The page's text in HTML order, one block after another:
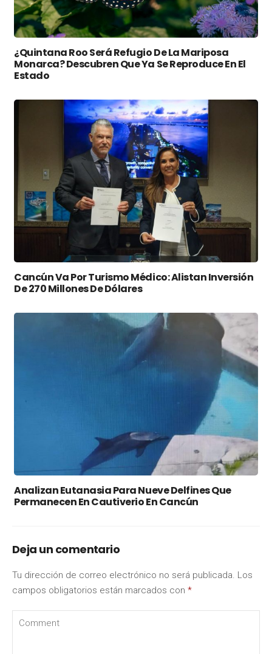
¿Quintana Roo Será Refugio De La Mariposa
Monarca? Descubren Que Ya Se Reproduce En El
Estado
Cancún Va Por Turismo Médico: Alistan Inversión
De 270 Millones De Dólares
Analizan Eutanasia Para Nueve Delfines Que
Permanecen En Cautiverio En Cancún
Deja un comentario
Tu dirección de correo electrónico no será publicada. Los
campos obligatorios están marcados con *